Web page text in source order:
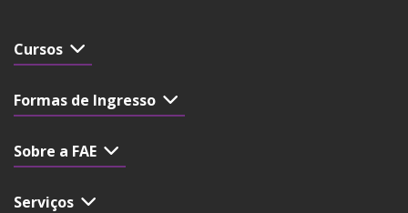
Cursos
Formas de Ingresso
Sobre a FAE
Serviços